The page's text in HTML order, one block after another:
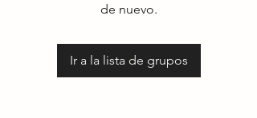
de nuevo.
Ir a la lista de grupos